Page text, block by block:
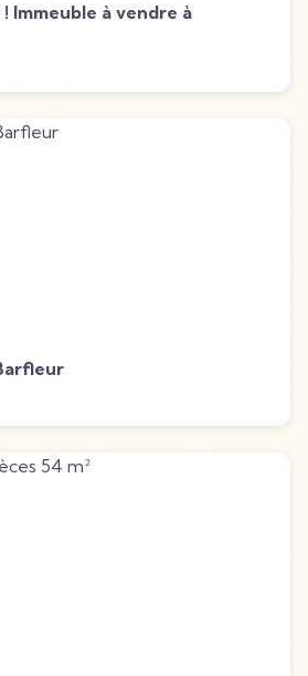
Immeuble à vendre à